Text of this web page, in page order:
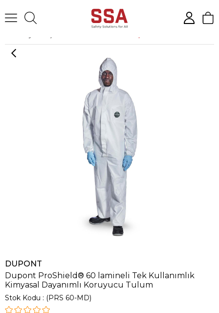
DUPONT
Dupont ProShield® 60 lamineli Tek Kullanımlık
Kimyasal Dayanımlı Koruyucu Tulum
Stok Kodu (PRS 60-MD)